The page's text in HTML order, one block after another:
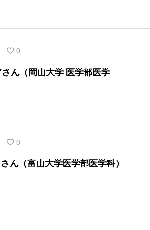
0
ん（岡山大学 医学部医学
0
ん（富山大学医学部医学科）